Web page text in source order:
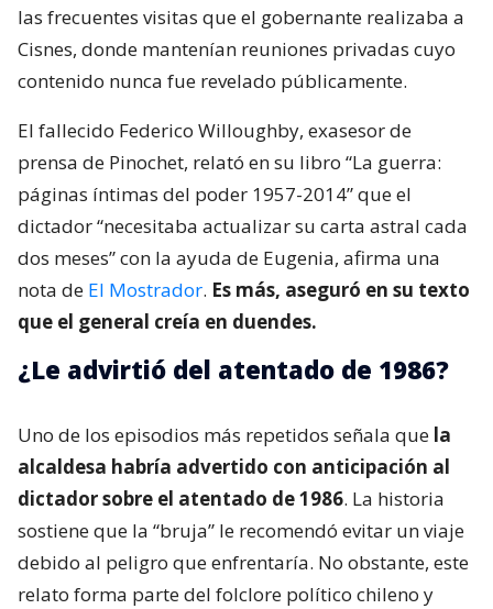
las frecuentes visitas que el gobernante realizaba a
Cisnes, donde mantenían reuniones privadas cuyo
contenido nunca fue revelado públicamente.
El fallecido Federico Willoughby, exasesor de
prensa de Pinochet, relató en su libro “La guerra:
páginas íntimas del poder 1957-2014” que el
dictador “necesitaba actualizar su carta astral cada
dos meses” con la ayuda de Eugenia, afirma una
nota de El Mostrador. Es más, aseguró en su texto
que el general creía en duendes.
¿Le advirtió del atentado de 1986?
Uno de los episodios más repetidos señala que la
alcaldesa habría advertido con anticipación al
dictador sobre el atentado de 1986. La historia
sostiene que la “bruja” le recomendó evitar un viaje
debido al peligro que enfrentaría. No obstante, este
relato forma parte del folclore político chileno y